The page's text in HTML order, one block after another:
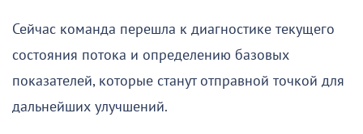
Сейчас команда перешла к диагностике текущего
состояния потока и определению базовых
показателей, которые станут отправной точкой для
дальнейших улучшений.